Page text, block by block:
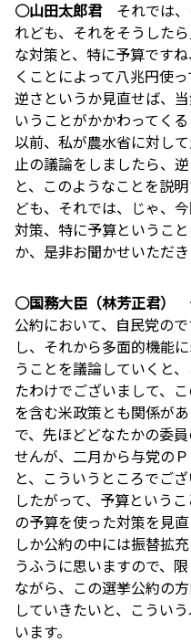
○山田太郎君それでは、
れども、それをそうした
な対策と、特に予算です
くことによって八兆円使
逆さというか見直せば、
いうことがかかわってくる
以前、私が農水省に対し
止の議論をしましたら、
と、このようなことを説
ども、それでは、じゃ、
対策、特に予算というこ
か、是非お聞かせいただき
○国務大臣（林芳正君）
公約において、自民党の
し、それから多面的機能
うことを議論していくと
たわけでございまして、
を含む米政策とも関係が
で、先ほどどなたかの委
せんが、二月から与党の
と、こういうところでござ
したがって、予算という
の予算を使った対策を見
しか公約の中には振替拡
うふうに思いますので、
ながら、この選挙公約の
していきたいと、こうい
います。